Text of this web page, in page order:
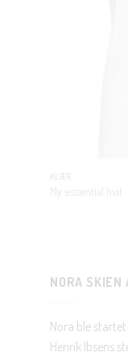
KLÆR
My essential hvit
NORA SKIEN
Nora ble
Henrik Ibsens